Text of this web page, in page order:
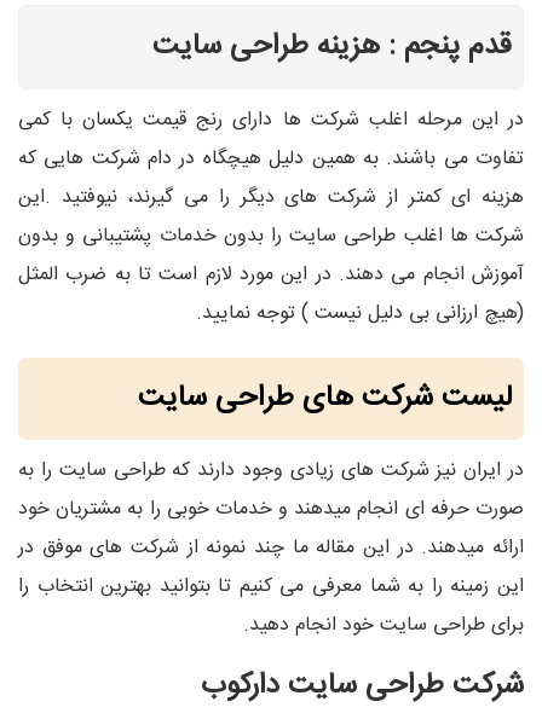
قدم پنجم : هزینه طراحی سایت
در این مرحله اغلب شرکت ها دارای رنج قیمت یکسان با کمی
تفاوت می باشند. به همین دلیل هیچگاه در دام شرکت هایی که
هزینه ای کمتر از شرکت های دیگر را می گیرند، نیوفتید .این
شرکت ها اغلب طراحی سایت را بدون خدمات پشتیبانی و بدون
آموزش انجام می دهند. در این مورد لازم است تا به ضرب المثل
(هیچ ارزانی بی دلیل نیست ) توجه نمایید.
لیست شرکت های طراحی سایت
در ایران نیز شرکت های زیادی وجود دارند که طراحی سایت را به
صورت حرفه ای انجام میدهند و خدمات خوبی را به مشتریان خود
ارائه میدهند. در این مقاله ما چند نمونه از شرکت های موفق در
این زمینه را به شما معرفی می کنیم تا بتوانید بهترین انتخاب را
برای طراحی سایت خود انجام دهید.
شرکت طراحی سایت دارکوب